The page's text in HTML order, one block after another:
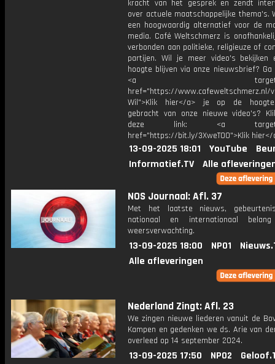
kracht van het gesprek en zendt
over actuele maatschappelijke thema's.
een hoogwaardig alternatief voor de
media. Café Weltschmerz is
verbonden aan politieke, religieuze of
partijen. Wil je meer video's bekijken
hoogte blijven via onze nieuwsbrief? Ga
<a
href="https://www.cafeweltschmerz.nl/
Wil">Klik hier</a> je op de
gebracht van onze nieuwe video's?
deze link: <a
href="https://bit.ly/3XweTO0">Klik hier</
13-09-2025 18:01 YouTube
Informatief.TV
Alle
NOS Journaal: Afl. 37
Met het laatste nieuws,
nationaal en internationaal
weersverwachting.
13-09-2025 18:00 NPO1
Alle afleveringen
Nederland Zingt: Afl. 23
We zingen nieuwe liederen vanuit de
Kampen en gedenken we ds. Arie van
overleed op 14 september 2024.
13-09-2025 17:50 NPO2